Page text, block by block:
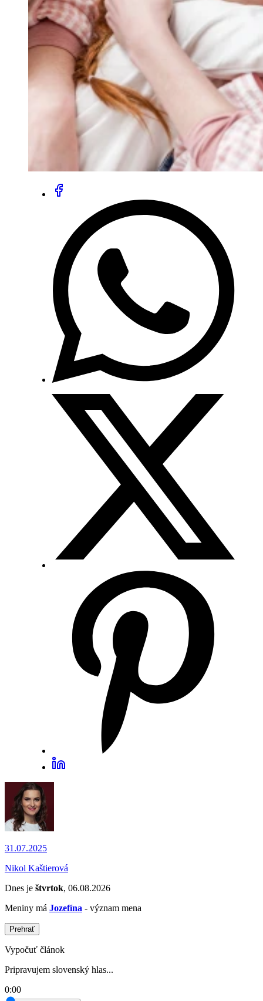
31.07.2025
Nikol Kaštierová
Dnes je štvrtok, 06.08.2026
Meniny má Jozefína - význam mena
Prehrať
Vypočuť článok
Pripravujem slovenský hlas...
0:00